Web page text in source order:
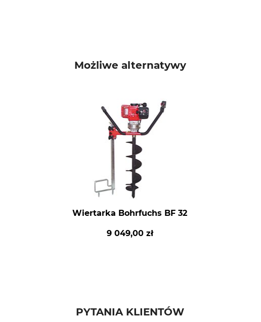
Możliwe alternatywy
Wiertarka Bohrfuchs BF 32
9 049,00 zł
PYTANIA KLIENTÓW